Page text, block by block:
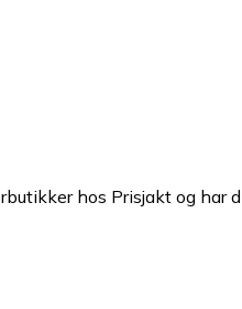
hos Prisjakt og har